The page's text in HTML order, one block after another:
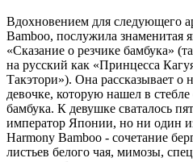
Вдохновением для следующего
Bamboo, послужила знаменитая
«Сказание о резчике бамбука»
на русский как «Принцесса
Такэтори»). Она рассказывает о
девочке, которую нашел в
бамбука. К девушке сваталось
император Японии, но ни один
Harmony Bamboo - сочетание
листьев белого чая, мимозы,